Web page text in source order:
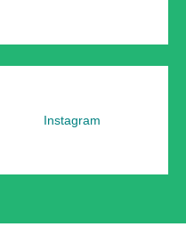
Instagram